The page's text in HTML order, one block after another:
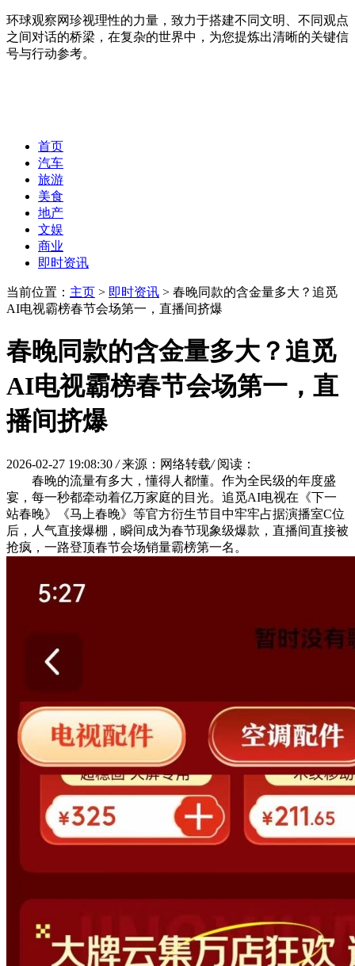
环球观察网珍视理性的力量，致力于搭建不同文明、不同观点
之间对话的桥梁，在复杂的世界中，为您提炼出清晰的关键信
号与行动参考。
首页
汽车
旅游
美食
地产
文娱
商业
即时资讯
当前位置： 主页 > 即时资讯 > 春晚同款的含金量多大？追觅
AI电视霸榜春节会场第一，直播间挤爆
春晚同款的含金量多大？追觅
AI电视霸榜春节会场第一，直
播间挤爆
2026-02-27 19:08:30 / 来源：网络转载/ 阅读：
春晚的流量有多大，懂得人都懂。作为全民级的年度盛
宴，每一秒都牵动着亿万家庭的目光。追觅AI电视在《下一
站春晚》《马上春晚》等官方衍生节目中牢牢占据演播室C位
后，人气直接爆棚，瞬间成为春节现象级爆款，直播间直接被
抢疯，一路登顶春节会场销量霸榜第一名。